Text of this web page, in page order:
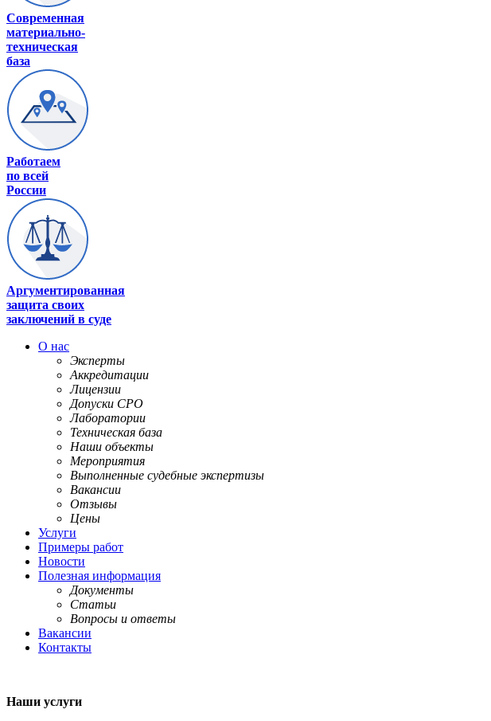
Современная
материально-
техническая
база
Работаем
по всей
России
Аргументированная
защита своих
заключений в суде
О нас
Эксперты
Аккредитации
Лицензии
Допуски СРО
Лаборатории
Техническая база
Наши объекты
Мероприятия
Выполненные судебные экспертизы
Вакансии
Отзывы
Цены
Услуги
Примеры работ
Новости
Полезная информация
Документы
Статьи
Вопросы и ответы
Вакансии
Контакты
Наши услуги